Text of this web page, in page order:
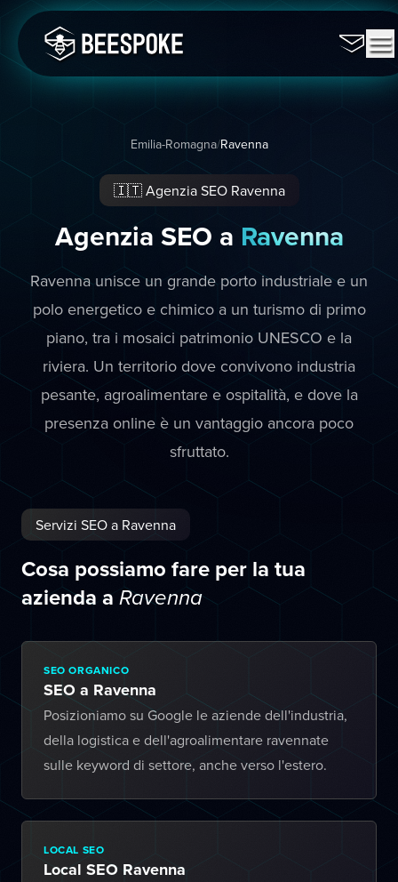
Emilia-Romagna/Ravenna
🇮🇹 Agenzia SEO Ravenna
Agenzia SEO a Ravenna
Ravenna unisce un grande porto industriale e un
polo energetico e chimico a un turismo di primo
piano, tra i mosaici patrimonio UNESCO e la
riviera. Un territorio dove convivono industria
pesante, agroalimentare e ospitalità, e dove la
presenza online è un vantaggio ancora poco
sfruttato.
Servizi SEO a Ravenna
Cosa possiamo fare per la tua
azienda a Ravenna
SEO ORGANICO
SEO a Ravenna
Posizioniamo su Google le aziende dell'industria,
della logistica e dell'agroalimentare ravennate
sulle keyword di settore, anche verso l'estero.
LOCAL SEO
Local SEO Ravenna